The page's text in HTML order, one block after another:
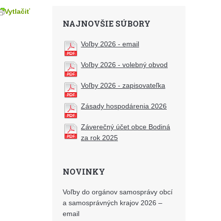
Vytlačiť
NAJNOVŠIE SÚBORY
Voľby 2026 - email
Voľby 2026 - volebný obvod
Voľby 2026 - zapisovateľka
Zásady hospodárenia 2026
Záverečný účet obce Bodiná
za rok 2025
NOVINKY
Voľby do orgánov samosprávy obcí
a samosprávných krajov 2026 –
email